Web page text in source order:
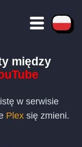
między
w serwisie
Plexsię zmieni.